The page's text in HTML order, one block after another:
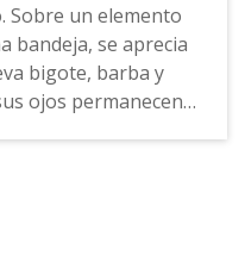
Sobre un elemento
bandeja, se aprecia
bigote, barba y
ojos permanecen